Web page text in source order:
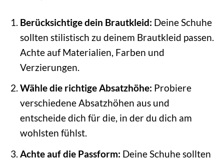
Berücksichtige dein Brautkleid: Deine Schuhe
sollten stilistisch zu deinem Brautkleid passen.
Achte auf Materialien, Farben und
Verzierungen.
Wähle die richtige Absatzhöhe: Probiere
verschiedene Absatzhöhen aus und
entscheide dich für die, in der du dich am
wohlsten fühlst.
Achte auf die Passform: Deine Schuhe sollten